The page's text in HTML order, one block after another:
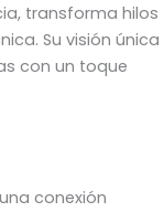
transforma hilos
Su visión única
con un toque
conexión